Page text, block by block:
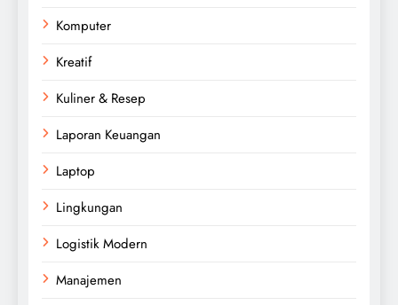
Komputer
Kreatif
Kuliner & Resep
Laporan Keuangan
Laptop
Lingkungan
Logistik Modern
Manajemen